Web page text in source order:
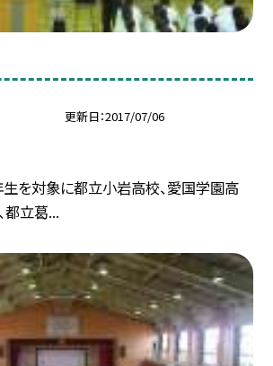
更新日 2017/07/06
を対象に都立小岩高校、愛国学園高
都立葛...